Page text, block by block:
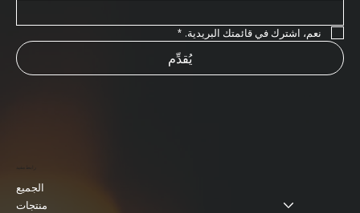
الجميع
منتجات
نعم، اشترك في قائمتك البريدية. *
يُقدِّم